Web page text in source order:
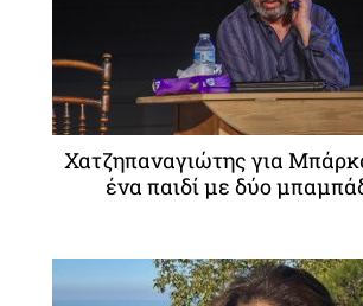
Χατζηπαναγιώτης για
ένα παιδί με δύο